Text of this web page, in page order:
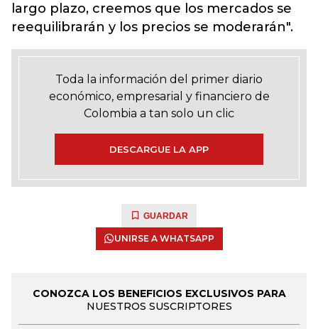
largo plazo, creemos que los mercados se
reequilibrarán y los precios se moderarán".
Toda la información del primer diario
económico, empresarial y financiero de
Colombia a tan solo un clic
DESCARGUE LA APP
GUARDAR
UNIRSE A WHATSAPP
CONOZCA LOS BENEFICIOS EXCLUSIVOS PARA
NUESTROS SUSCRIPTORES